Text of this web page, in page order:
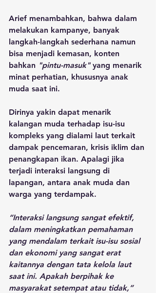
Arief menambahkan, bahwa dalam
melakukan kampanye, banyak
langkah-langkah sederhana namun
bisa menjadi kemasan, konten
bahkan "pintu-masuk" yang menarik
minat perhatian, khususnya anak
muda saat ini.
Dirinya yakin dapat menarik
kalangan muda terhadap isu-isu
kompleks yang dialami laut terkait
dampak pencemaran, krisis iklim dan
penangkapan ikan. Apalagi jika
terjadi interaksi langsung di
lapangan, antara anak muda dan
warga yang terdampak.
“Interaksi langsung sangat efektif,
dalam meningkatkan pemahaman
yang mendalam terkait isu-isu sosial
dan ekonomi yang sangat erat
kaitannya dengan tata kelola laut
saat ini. Apakah berpihak ke
masyarakat setempat atau tidak,”